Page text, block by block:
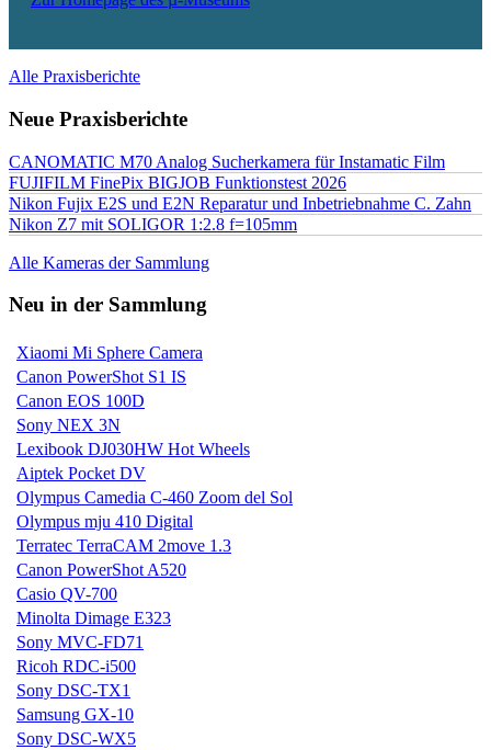
Alle Praxisberichte
Neue Praxisberichte
CANOMATIC M70 Analog Sucherkamera für Instamatic Film
FUJIFILM FinePix BIGJOB Funktionstest 2026
Nikon Fujix E2S und E2N Reparatur und Inbetriebnahme C. Zahn
Nikon Z7 mit SOLIGOR 1:2.8 f=105mm
Alle Kameras der Sammlung
Neu in der Sammlung
Xiaomi Mi Sphere Camera
Canon PowerShot S1 IS
Canon EOS 100D
Sony NEX 3N
Lexibook DJ030HW Hot Wheels
Aiptek Pocket DV
Olympus Camedia C-460 Zoom del Sol
Olympus mju 410 Digital
Terratec TerraCAM 2move 1.3
Canon PowerShot A520
Casio QV-700
Minolta Dimage E323
Sony MVC-FD71
Ricoh RDC-i500
Sony DSC-TX1
Samsung GX-10
Sony DSC-WX5